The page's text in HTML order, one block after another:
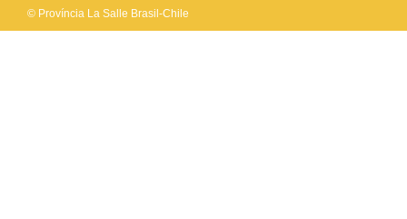
© Província La Salle Brasil-Chile